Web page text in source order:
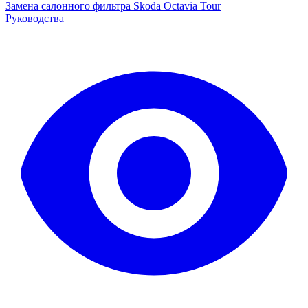
Замена салонного фильтра Skoda Octavia Tour
Руководства